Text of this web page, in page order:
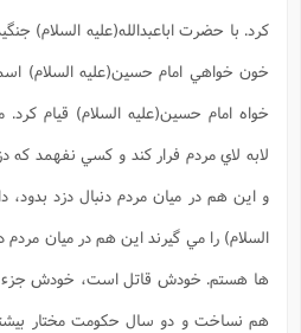
کرد. با حضرت اباعبدالله(علیه السلام)
خون خواهي امام حسين(علیه السلام)
خواه امام حسين(علیه السلام) قيام
لابه لاي مردم فرار کند و کسي نفهمد که
و اين هم در ميان مردم دنبال دزد بدود،
السلام) را مي گيرند اين هم در ميان
ها هستم. خودش قاتل است، خودش جزء
هم نساخت و دو سال حکومت مختار بيشتر